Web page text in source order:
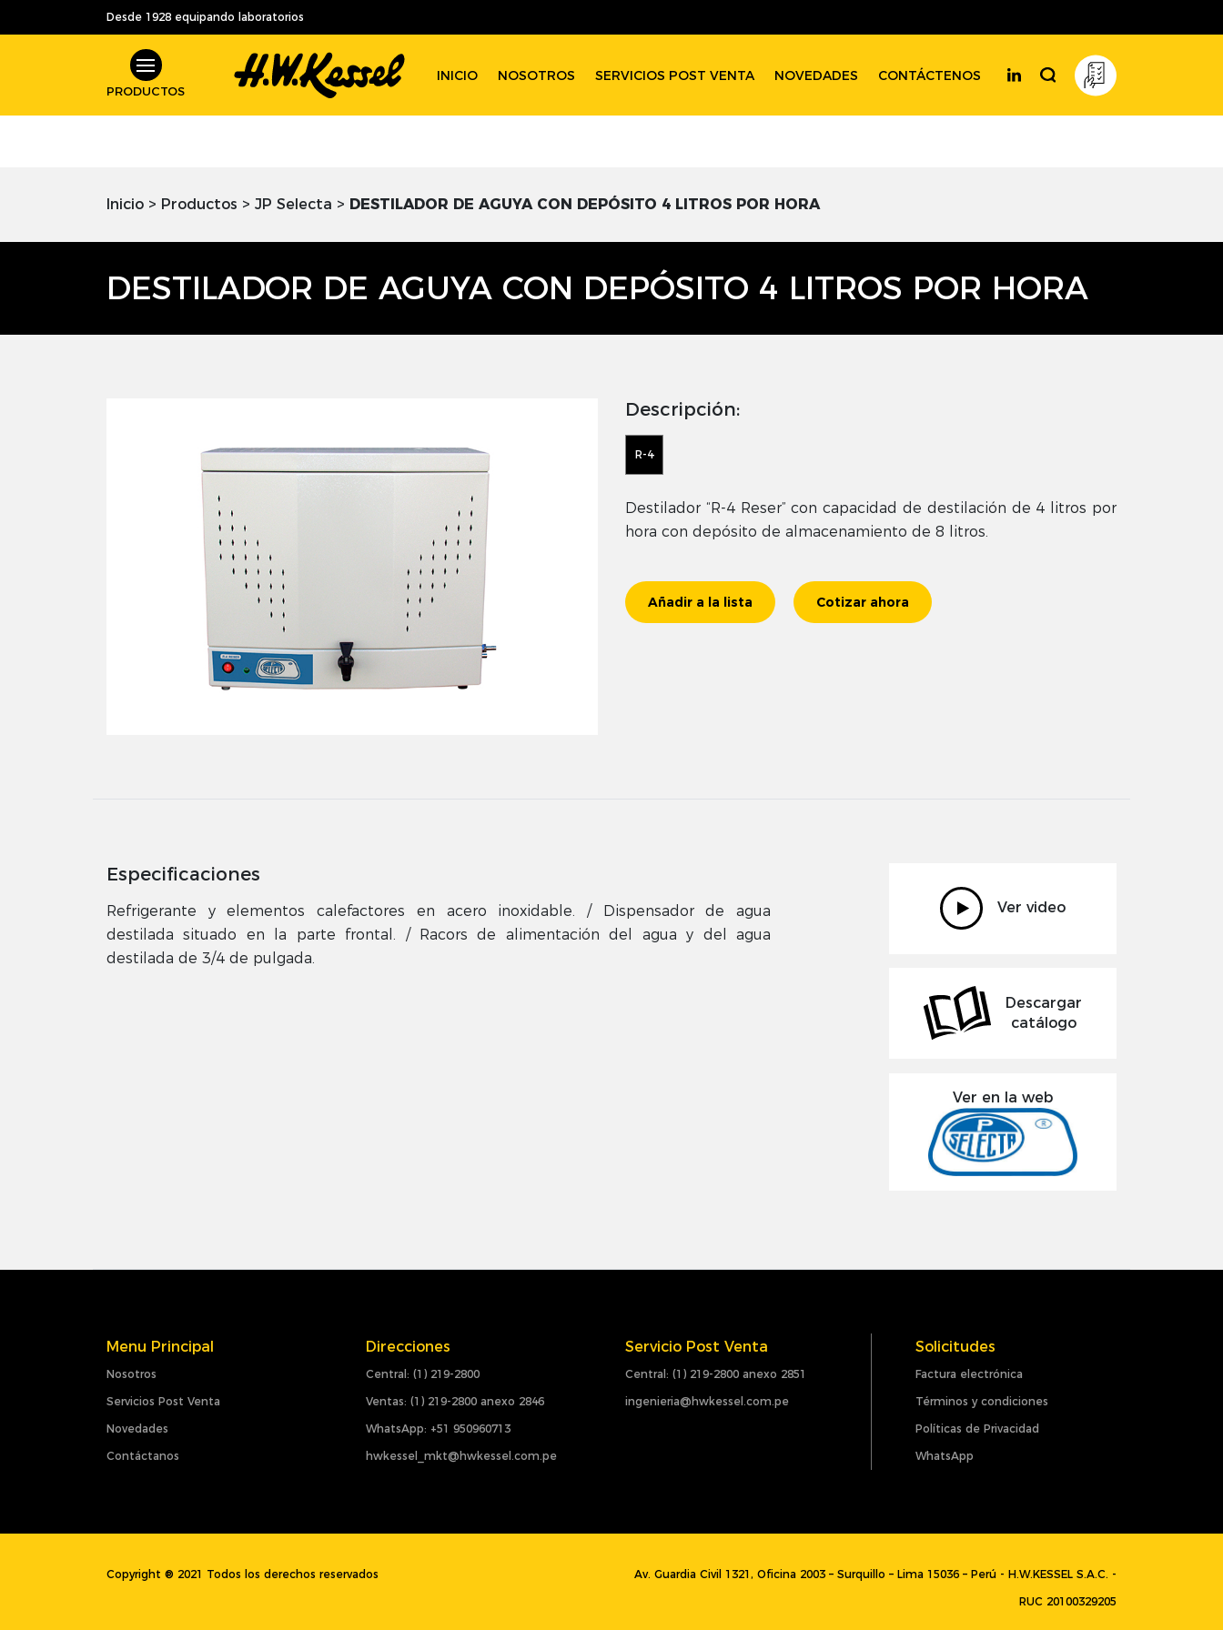
Desde 1928 equipando laboratorios
PRODUCTOS
INICIO NOSOTROS SERVICIOS POST VENTA NOVEDADES CONTÁCTENOS
Inicio > Productos > JP Selecta > DESTILADOR DE AGUYA CON DEPÓSITO 4 LITROS POR HORA
DESTILADOR DE AGUYA CON DEPÓSITO 4 LITROS POR HORA
Descripción:
R-4
Destilador “R-4 Reser” con capacidad de destilación de 4 litros por
hora con depósito de almacenamiento de 8 litros.
Añadir a la lista Cotizar ahora
Especificaciones
Refrigerante y elementos calefactores en acero inoxidable. / Dispensador de agua
destilada situado en la parte frontal. / Racors de alimentación del agua y del agua
destilada de 3/4 de pulgada.
Ver video
Descargar
catálogo
Ver en la web
Menu Principal
Nosotros
Servicios Post Venta
Novedades
Contáctanos
Direcciones
Central: (1) 219-2800
Ventas: (1) 219-2800 anexo 2846
WhatsApp: +51 950960713
hwkessel_mkt@hwkessel.com.pe
Servicio Post Venta
Central: (1) 219-2800 anexo 2851
ingenieria@hwkessel.com.pe
Solicitudes
Factura electrónica
Términos y condiciones
Políticas de Privacidad
WhatsApp
Copyright ® 2021 Todos los derechos reservados
Av. Guardia Civil 1321, Oficina 2003 – Surquillo – Lima 15036 – Perú - H.W.KESSEL S.A.C. -
RUC 20100329205